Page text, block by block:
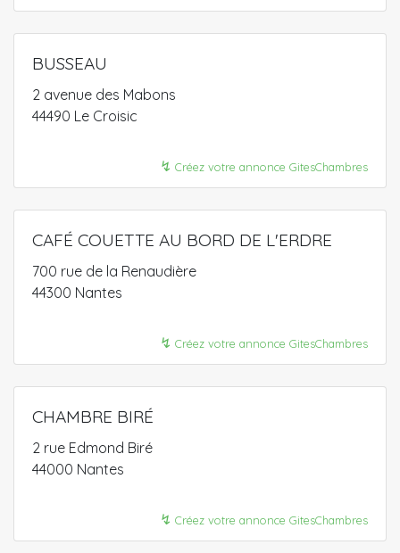
BUSSEAU
2 avenue des Mabons
44490 Le Croisic
↯ Créez votre annonce GitesChambres
CAFÉ COUETTE AU BORD DE L'ERDRE
700 rue de la Renaudière
44300 Nantes
↯ Créez votre annonce GitesChambres
CHAMBRE BIRÉ
2 rue Edmond Biré
44000 Nantes
↯ Créez votre annonce GitesChambres